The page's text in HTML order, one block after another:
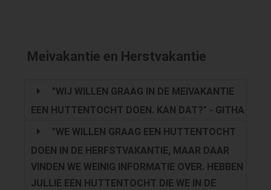
Meivakantie en Herstvakantie
"WIJ WILLEN GRAAG IN DE MEIVAKANTIE
EEN HUTTENTOCHT DOEN. KAN DAT?" - GITHA
"WE WILLEN GRAAG EEN HUTTENTOCHT
DOEN IN DE HERFSTVAKANTIE, MAAR DAAR
VINDEN WE WEINIG INFORMATIE OVER. HEBBEN
JULLIE EEN HUTTENTOCHT DIE WE IN DE